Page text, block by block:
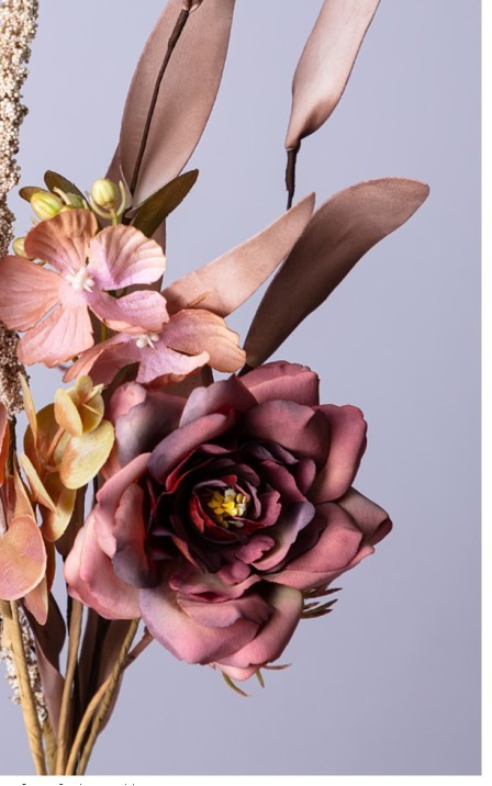
Характеристики
0
Вес
0.069 кг
Объем
0.0044 л
Производитель
Dalian J.smart Handicraft Co.,Ltd
Материал
Ткань/Пластик/Пенопласт/Проволока
Страна
Китай
Категория
Букеты
Длина коробки
0,1
Ширина коробки 0,1
Высота коробки
0,44
Бренд
Lefard
Рассказать друзьям!
Купить Букет искусственных цветов высота=43 см без
упаковки Lefard (287-204)
Артикул:287-204(U)
В наличии
819₽ 299₽
×
Up Down
Купить
Информация о доставке
Эль-Монте
Прочее
Служба доставки СДЭК
Рассчитываем стоимость доставки...
Самовывоз
ПВЗ СДЭК
Рассчитываем стоимость доставки...
Преимущества для клиентов